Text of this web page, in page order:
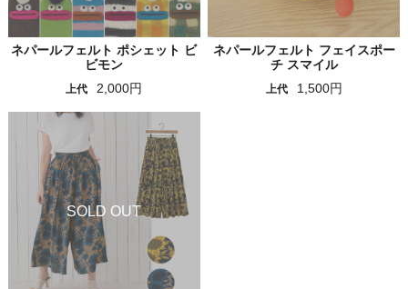
ネパールフェルト ポシェット ビ
ビモン
上代 2,000円
ネパールフェルト フェイスポー
チ スマイル
上代 1,500円